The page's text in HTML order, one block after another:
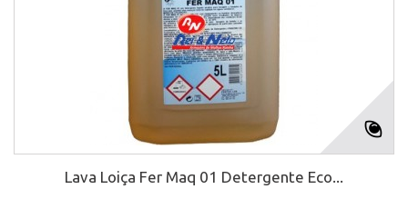
Lava Loiça Fer Maq 01 Detergente Eco...